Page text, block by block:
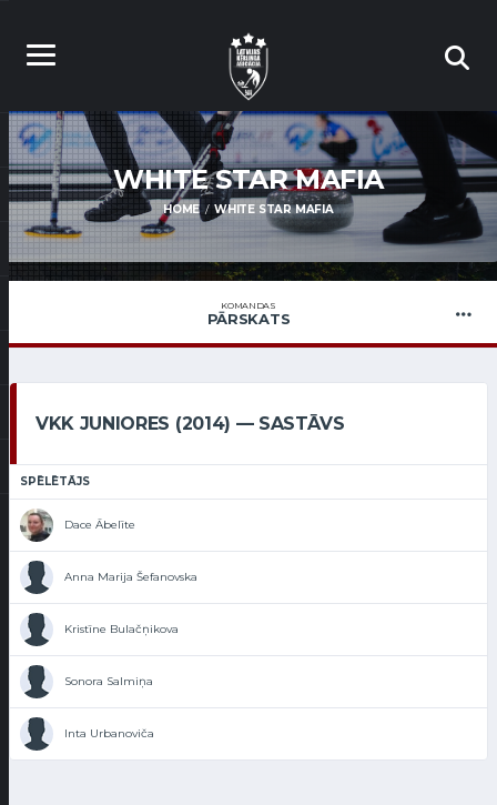
WHITE STAR MAFIA
HOME WHITE STAR MAFIA
KOMANDAS
PĀRSKATS
VKK JUNIORES (2014) — SASTĀVS
SPĒLĒTĀJS
Dace Ābelīte
Anna Marija Šefanovska
Kristīne Bulačņikova
Sonora Salmiņa
Inta Urbanoviča